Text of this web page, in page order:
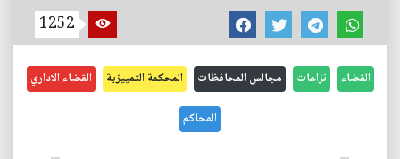
1252
القضاء نزاعات مجالس المحافظات المحكمة التمييزية القضاء الاداري
المحاكم